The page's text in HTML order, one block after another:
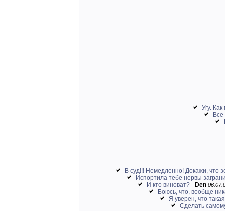
Угу.
Все
В суд!!! Немедленно! Докажи, что
Испортила тебе нервы
И кто виноват? - Den
Боюсь, что, вообще
Я уверен, что
Сделать